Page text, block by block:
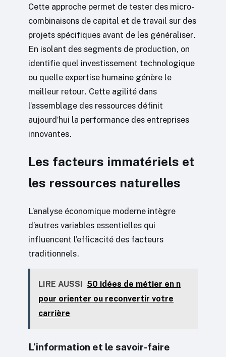
Cette approche permet de tester des micro-
combinaisons de capital et de travail sur des
projets spécifiques avant de les généraliser.
En isolant des segments de production, on
identifie quel investissement technologique
ou quelle expertise humaine génère le
meilleur retour. Cette agilité dans
l’assemblage des ressources définit
aujourd’hui la performance des entreprises
innovantes.
Les facteurs immatériels et
les ressources naturelles
L’analyse économique moderne intègre
d’autres variables essentielles qui
influencent l’efficacité des facteurs
traditionnels.
LIRE AUSSI
50 idées de métier en n
pour orienter ou reconvertir votre
carrière
L’information et le savoir-faire